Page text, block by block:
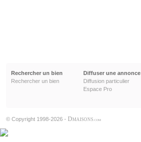
Rechercher un bien
Rechercher un bien
Diffuser une annonce
Diffusion particulier
Espace Pro
© Copyright 1998-2026 - DMAISONS .COM